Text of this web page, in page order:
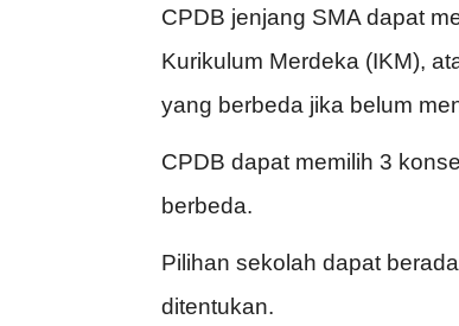
CPDB jenjang SMA dapat
Kurikulum Merdeka (IKM),
yang berbeda jika belum
CPDB dapat memilih 3
berbeda.
Pilihan sekolah dapat
ditentukan.